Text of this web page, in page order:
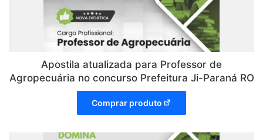
Apostila atualizada para Professor de
Agropecuária no concurso Prefeitura Ji-Paraná RO
Comprar produto